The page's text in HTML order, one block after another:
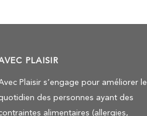
PLAISIR
Plaisir s’engage pour améliorer le
des personnes ayant des
alimentaires (allergies,